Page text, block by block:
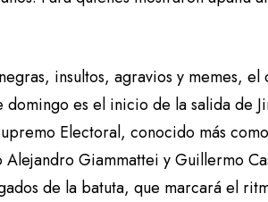
insultos, agravios y memes,
domingo es el inicio de la salida de
Electoral, conocido más
Giammattei y Guillermo
de la batuta, que marcará el